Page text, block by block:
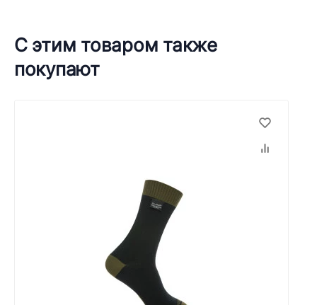
С этим товаром также
покупают